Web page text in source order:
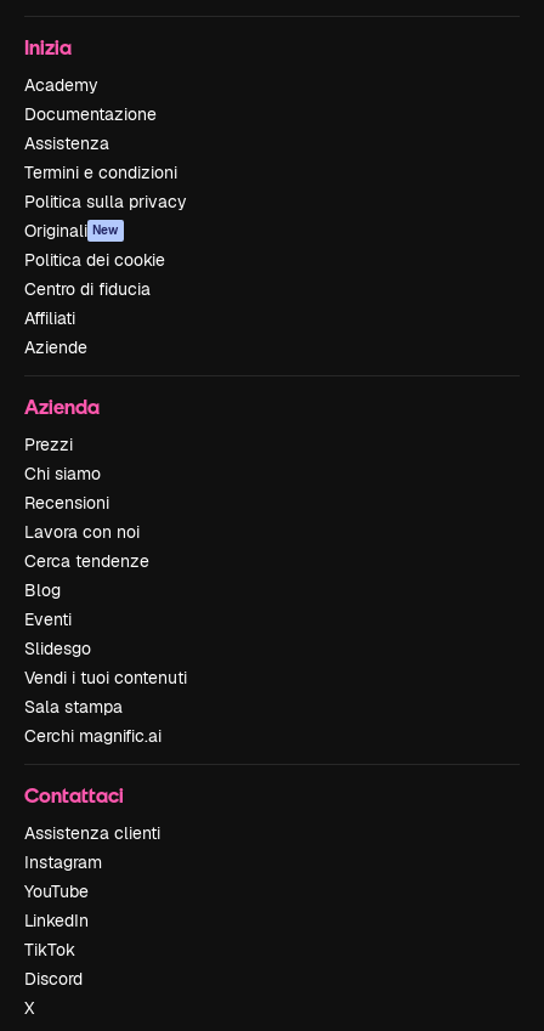
Inizia
Academy
Documentazione
Assistenza
Termini e condizioni
Politica sulla privacy
Originali New
Politica dei cookie
Centro di fiducia
Affiliati
Aziende
Azienda
Prezzi
Chi siamo
Recensioni
Lavora con noi
Cerca tendenze
Blog
Eventi
Slidesgo
Vendi i tuoi contenuti
Sala stampa
Cerchi magnific.ai
Contattaci
Assistenza clienti
Instagram
YouTube
LinkedIn
TikTok
Discord
X